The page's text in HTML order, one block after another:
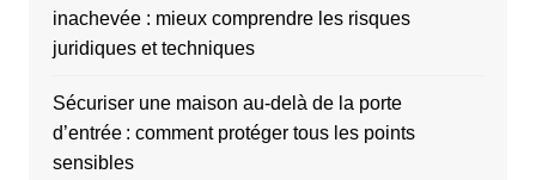
inachevée : mieux comprendre les risques
juridiques et techniques
Sécuriser une maison au-delà de la porte
d’entrée : comment protéger tous les points
sensibles